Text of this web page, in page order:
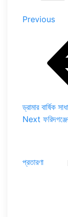
Post
Previous
Previous
ড্রামার বার্ষিক
Next
Next
প্রতারণা